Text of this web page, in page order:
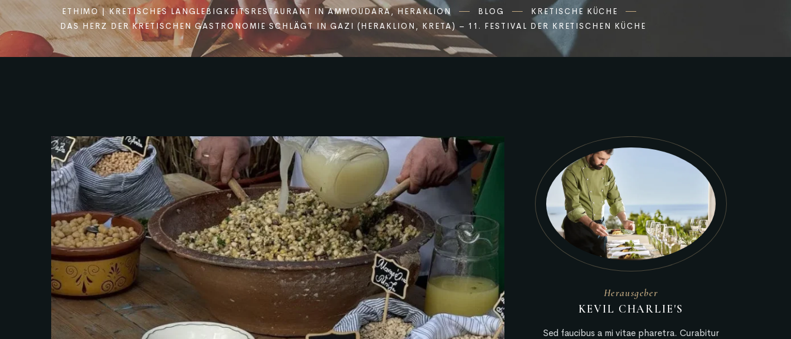
ETHIMO | KRETISCHES LANGLEBIGKEITSRESTAURANT IN AMMOUDARA, HERAKLION BLOG
KRETISCHE KÜCHE
DAS HERZ DER KRETISCHEN GASTRONOMIE SCHLÄGT IN GAZI (HERAKLION, KRETA) – 11. FESTIVAL DER KRETISCHEN KÜCHE
Herausgeber
KEVIL CHARLIE'S
Sed faucibus a mi vitae pharetra. Curabitur